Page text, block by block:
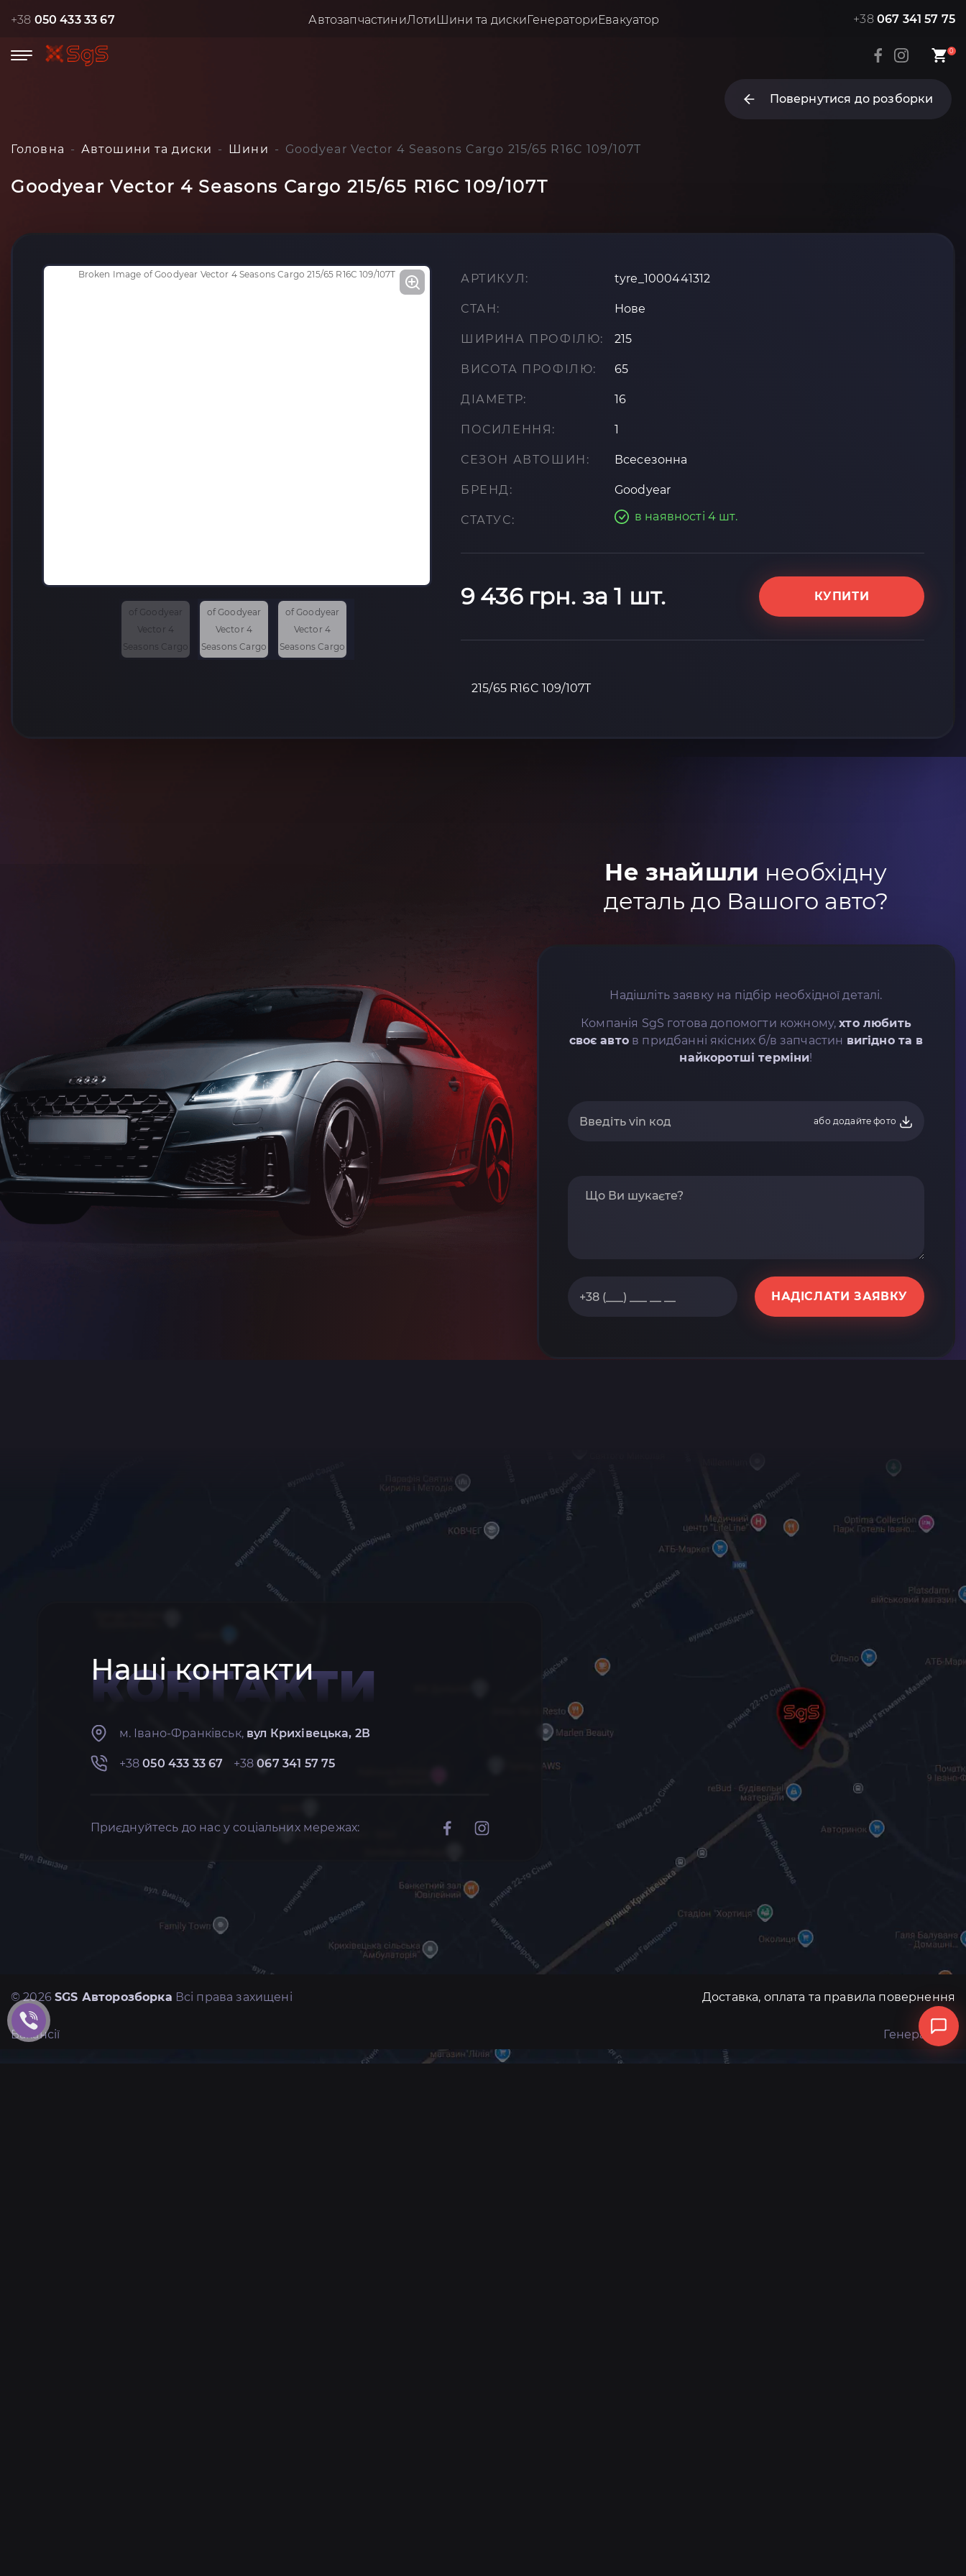
+38 050 433 33 67 АвтозапчастиниЛотиШини та дискиГенераториЕвакуатор +38 067 341 57 75
0
Повернутися до розборки
Головна Автошини та диски Шини Goodyear Vector 4 Seasons Cargo 215/65 R16C 109/107T
Goodyear Vector 4 Seasons Cargo 215/65 R16C 109/107T
АРТИКУЛ: tyre_1000441312
СТАН: Нове
ШИРИНА ПРОФІЛЮ: 215
ВИСОТА ПРОФІЛЮ: 65
ДІАМЕТР: 16
ПОСИЛЕННЯ: 1
СЕЗОН АВТОШИН: Всесезонна
БРЕНД: Goodyear
СТАТУС: в наявності 4 шт.
9 436 грн. за 1 шт. КУПИТИ
215/65 R16C 109/107T
Не знайшли необхідну
деталь до Вашого авто?
Надішліть заявку на підбір необхідної деталі.
Компанія SgS готова допомогти кожному,хто любить
своє автов придбанні якісних б/в запчастин вигідно та в
найкоротші терміни!
або додайте фото
НАДІСЛАТИ ЗАЯВКУ
Наші контакти
КОНТАКТИ
м. Івано-Франківськ, вул Крихівецька, 2В
+38050 433 33 67 +38067 341 57 75
Приєднуйтесь до нас у соціальних мережах:
© 2026SGS Авторозборка Всі права захищені Доставка, оплата та правила повернення
Вакансії Генератори